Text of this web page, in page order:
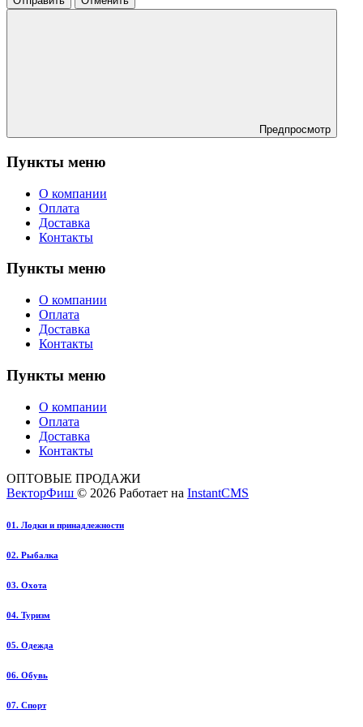
Предпросмотр
Пункты меню
О компании
Оплата
Доставка
Контакты
Пункты меню
О компании
Оплата
Доставка
Контакты
Пункты меню
О компании
Оплата
Доставка
Контакты
ОПТОВЫЕ ПРОДАЖИ
ВекторФиш © 2026 Работает на InstantCMS
01. Лодки и принадлежности
02. Рыбалка
03. Охота
04. Туризм
05. Одежда
06. Обувь
07. Спорт